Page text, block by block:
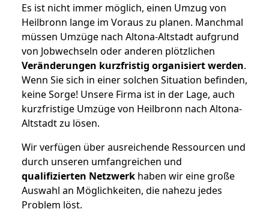
Es ist nicht immer möglich, einen Umzug von
Heilbronn lange im Voraus zu planen. Manchmal
müssen Umzüge nach Altona-Altstadt aufgrund
von Jobwechseln oder anderen plötzlichen
Veränderungen kurzfristig organisiert werden.
Wenn Sie sich in einer solchen Situation befinden,
keine Sorge! Unsere Firma ist in der Lage, auch
kurzfristige Umzüge von Heilbronn nach Altona-
Altstadt zu lösen.
Wir verfügen über ausreichende Ressourcen und
durch unseren umfangreichen und
qualifizierten Netzwerk haben wir eine große
Auswahl an Möglichkeiten, die nahezu jedes
Problem löst.